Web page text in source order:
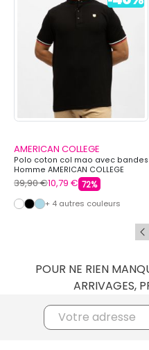
AMERICAN COLLEGE
Polo coton col mao avec bandes
Homme AMERICAN COLLEGE
39,90 €10,79 € 72%
+ 4 autres couleurs
POUR NE RIEN
ARRIVAGES,